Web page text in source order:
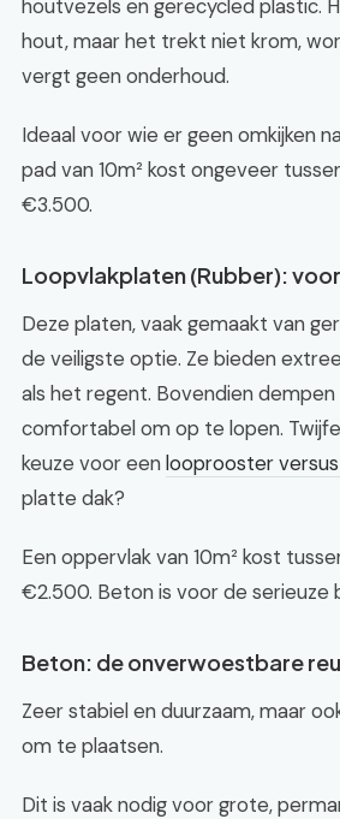
houtvezels en gerecycled plastic.
hout, maar het trekt niet krom,
vergt geen onderhoud.
Ideaal voor wie er geen omkijken
pad van 10m² kost ongeveer
€3.500.
Loopvlakplaten (Rubber):
Deze platen, vaak gemaakt van
de veiligste optie. Ze bieden
als het regent. Bovendien dempen
comfortabel om op te lopen.
keuze voor eenlooprooster
platte dak?
Een oppervlak van 10m² kost
€2.500. Beton is voor de serieuze
Beton: de onverwoestbare
Zeer stabiel en duurzaam, maar
om te plaatsen.
Dit is vaak nodig voor grote,